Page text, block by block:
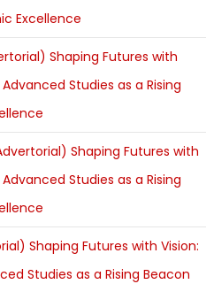
Excellence
Shaping Futures with
Studies as a Rising
Shaping Futures with
Studies as a Rising
Shaping Futures with Vision:
Studies as a Rising Beacon